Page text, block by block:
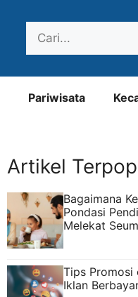
Pariwisata
Artikel
Bagaimana
Pondasi
Melekat
Tips Promosi
Iklan